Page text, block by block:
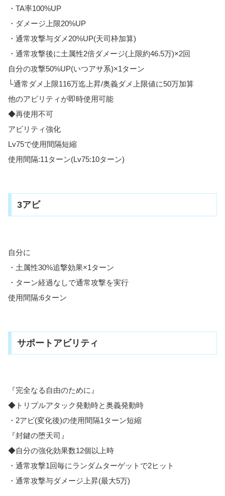
・TA率100%UP
・ダメージ上限20%UP
・通常攻撃与ダメ20%UP(天司枠加算)
・通常攻撃後に土属性2倍ダメージ(上限約46.5万)×2回
自分の攻撃50%UP(いつアサ系)×1ターン
└通常ダメ上限116万迄上昇/奥義ダメ上限値に50万加算
他のアビリティが即時使用可能
◆再使用不可
アビリティ強化
Lv75で使用間隔短縮
使用間隔:11ターン(Lv75:10ターン)
3アビ
自分に
・土属性30%追撃効果×1ターン
・ターン経過なしで通常攻撃を実行
使用間隔:6ターン
サポートアビリティ
『完全なる自由のために』
◆トリプルアタック発動時と奥義発動時
・2アビ(変化後)の使用間隔1ターン短縮
『封鍵の堕天司』
◆自分の強化効果数12個以上時
・通常攻撃1回毎にランダムターゲットで2ヒット
・通常攻撃与ダメージ上昇(最大5万)